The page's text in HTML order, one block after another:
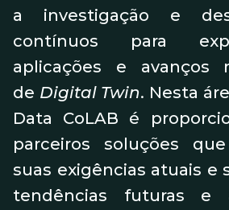
a investigação e
contínuos para
aplicações e avanços
de Digital Twin. Nesta
Data CoLAB é
parceiros soluções
suas exigências atuais e
tendências futuras e